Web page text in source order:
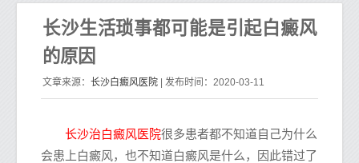
长沙生活琐事都可能是引起白癜风
的原因
文章来源： 长沙白癜风医院 | 发布时间：2020-03-11
长沙治白癜风医院很多患者都不知道自己为什么
会患上白癜风，也不知道白癜风是什么，因此错过了